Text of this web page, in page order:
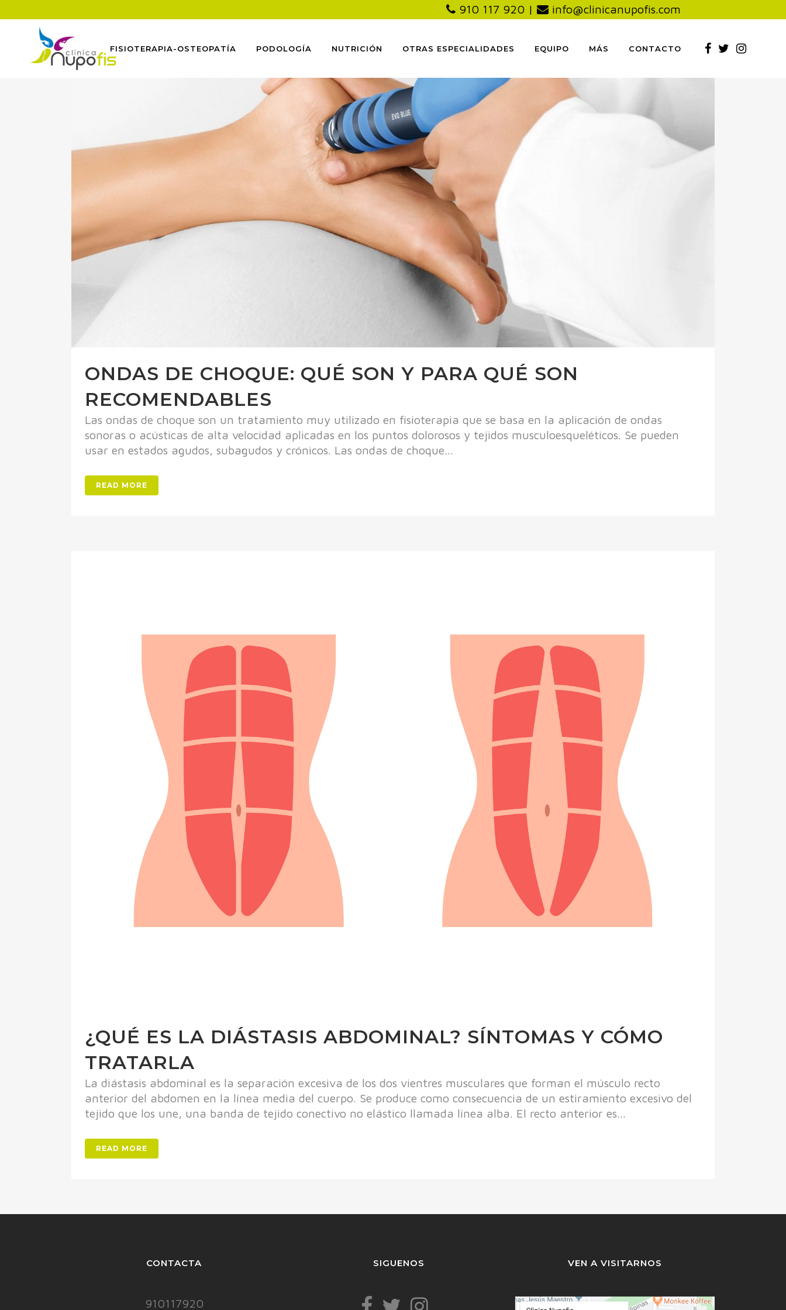
910 117 920 | info@clinicanupofis.com
FISIOTERAPIA-OSTEOPATÍA PODOLOGÍA NUTRICIÓN OTRAS ESPECIALIDADES EQUIPO MÁS CONTACTO
ONDAS DE CHOQUE: QUÉ SON Y PARA QUÉ SON
RECOMENDABLES
Las ondas de choque son un tratamiento muy utilizado en fisioterapia que se basa en la aplicación de ondas
sonoras o acústicas de alta velocidad aplicadas en los puntos dolorosos y tejidos musculoesqueléticos. Se pueden
usar en estados agudos, subagudos y crónicos. Las ondas de choque...
READ MORE
¿QUÉ ES LA DIÁSTASIS ABDOMINAL? SÍNTOMAS Y CÓMO
TRATARLA
La diástasis abdominal es la separación excesiva de los dos vientres musculares que forman el músculo recto
anterior del abdomen en la línea media del cuerpo. Se produce como consecuencia de un estiramiento excesivo del
tejido que los une, una banda de tejido conectivo no elástico llamada línea alba. El recto anterior es...
READ MORE
CONTACTA
910117920
SIGUENOS VEN A VISITARNOS